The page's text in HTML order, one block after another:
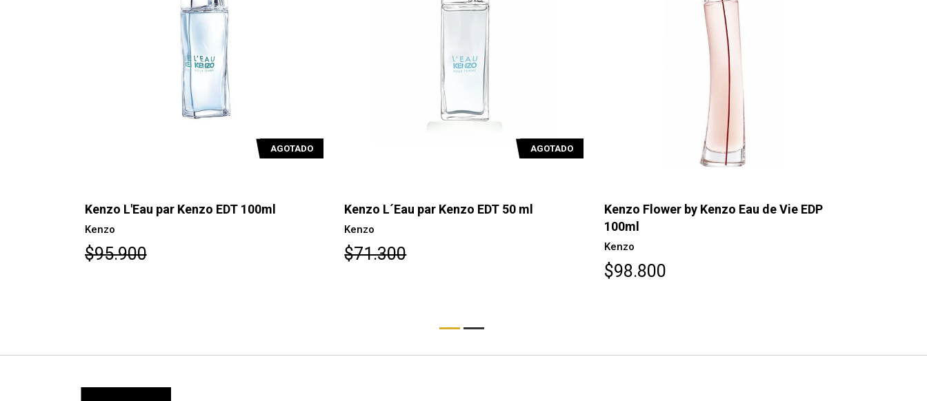
AGOTADO
Kenzo L'Eau par Kenzo EDT 100ml
Kenzo
$95.900
AGOTADO
Kenzo L´Eau par Kenzo EDT 50 ml
Kenzo
$71.300
Kenzo Flower by Kenzo Eau de Vie EDP
100ml
Kenzo
$98.800